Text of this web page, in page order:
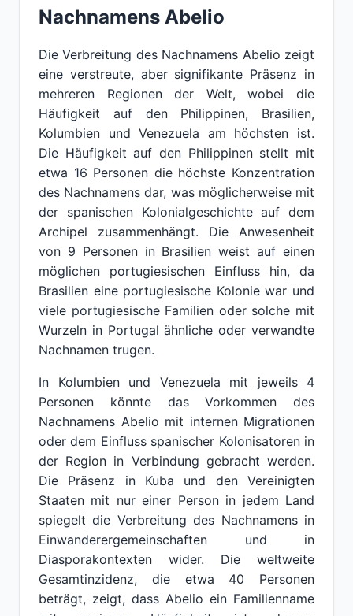
Nachnamens Abelio
Die Verbreitung des Nachnamens Abelio zeigt
eine verstreute, aber signifikante Präsenz in
mehreren Regionen der Welt, wobei die
Häufigkeit auf den Philippinen, Brasilien,
Kolumbien und Venezuela am höchsten ist.
Die Häufigkeit auf den Philippinen stellt mit
etwa 16 Personen die höchste Konzentration
des Nachnamens dar, was möglicherweise mit
der spanischen Kolonialgeschichte auf dem
Archipel zusammenhängt. Die Anwesenheit
von 9 Personen in Brasilien weist auf einen
möglichen portugiesischen Einfluss hin, da
Brasilien eine portugiesische Kolonie war und
viele portugiesische Familien oder solche mit
Wurzeln in Portugal ähnliche oder verwandte
Nachnamen trugen.
In Kolumbien und Venezuela mit jeweils 4
Personen könnte das Vorkommen des
Nachnamens Abelio mit internen Migrationen
oder dem Einfluss spanischer Kolonisatoren in
der Region in Verbindung gebracht werden.
Die Präsenz in Kuba und den Vereinigten
Staaten mit nur einer Person in jedem Land
spiegelt die Verbreitung des Nachnamens in
Einwanderergemeinschaften und in
Diasporakontexten wider. Die weltweite
Gesamtinzidenz, die etwa 40 Personen
beträgt, zeigt, dass Abelio ein Familienname